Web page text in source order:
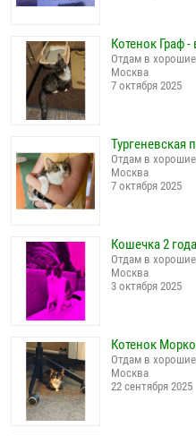
Котенок Граф
Отдам в хорошие
Москва
7 октября 2025
Тургеневская
Отдам в хорошие
Москва
7 октября 2025
Кошечка 2 года
Отдам в хорошие
Москва
3 октября 2025
Котенок
Отдам в хорошие
Москва
22 сентября 2025